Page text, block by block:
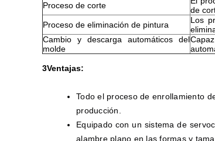
Proceso de corte
de
Proceso de eliminación de pintura
Los
Cambio y descarga automáticos del
molde
3Ventajas:
Todo el proceso de enrollamiento
producción.
Equipado con un sistema de
alambre plano en las formas y